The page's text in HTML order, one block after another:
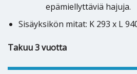
epämiellyttäviä hajuja.
Sisäyksikön mitat: K 293 x L
Takuu 3 vuotta